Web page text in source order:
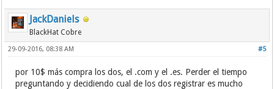
JackDaniels
BlackHat Cobre
#5
29-09-2016, 08:38 AM
por 10$ más compra los dos, el .com y el .es. Perder el tiempo
preguntando y decidiendo cual de los dos registrar es mucho